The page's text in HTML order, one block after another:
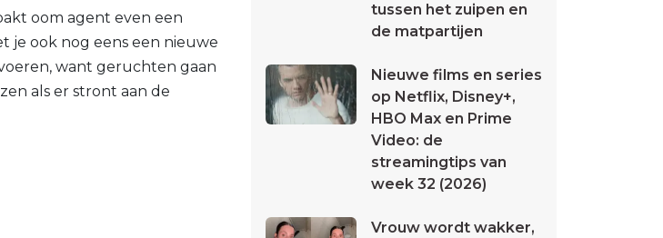
oom agent even een
je ook nog eens een nieuwe
want geruchten gaan
als er stront aan de
tussen het zuipen en
de matpartijen
Nieuwe films en series
op Netflix, Disney+,
HBO Max en Prime
Video: de
streamingtips van
week 32 (2026)
Vrouw wordt wakker,